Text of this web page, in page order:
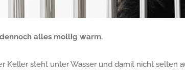
alles mollig warm.
Keller steht unter Wasser und damit nicht